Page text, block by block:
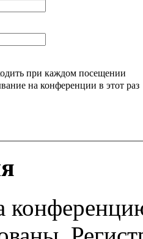
при каждом посещении
на конференции в этот раз